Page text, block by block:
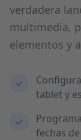
verdadera
multimedia,
elementos y
tablet y
fechas